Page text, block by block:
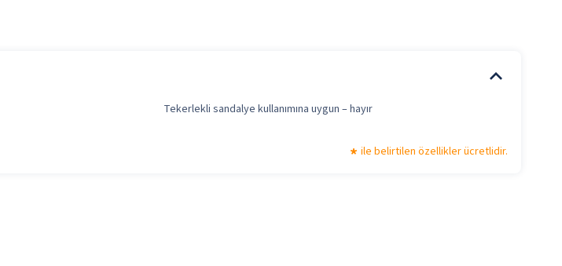
Tekerlekli sandalye kullanımına uygun – hayır
ile belirtilen özellikler ücretlidir.